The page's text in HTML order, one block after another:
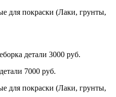
для покраски (Лаки, грунты,
детали 3000 руб.
7000 руб.
для покраски (Лаки, грунты,